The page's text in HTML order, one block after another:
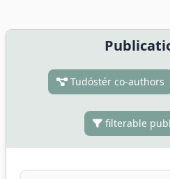
Tudóstér co-authors
filterable